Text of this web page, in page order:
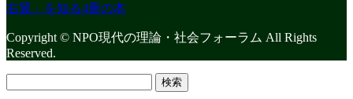
右翼」を知る4冊の本
Copyright © NPO現代の理論・社会フォーラム All Rights
Reserved.